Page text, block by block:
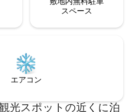
ス⁠ペ⁠ー⁠ス
エアコン
光スポットの近くに泊